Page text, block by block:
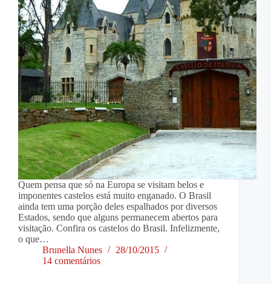
Quem pensa que só na Europa se visitam belos e
imponentes castelos está muito enganado. O Brasil
ainda tem uma porção deles espalhados por diversos
Estados, sendo que alguns permanecem abertos para
visitação. Confira os castelos do Brasil. Infelizmente,
o que…
Brunella Nunes
28/10/2015
14 comentários